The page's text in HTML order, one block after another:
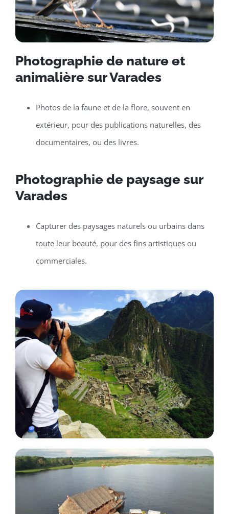
Photographie de nature et
animalière sur Varades
Photos de la faune et de la flore, souvent en
extérieur, pour des publications naturelles, des
documentaires, ou des livres.
Photographie de paysage sur
Varades
Capturer des paysages naturels ou urbains dans
toute leur beauté, pour des fins artistiques ou
commerciales.